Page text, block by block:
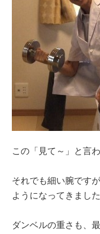
この「見て～」と言
それでも細い腕です
ようになってきました
ダンベルの重さも、